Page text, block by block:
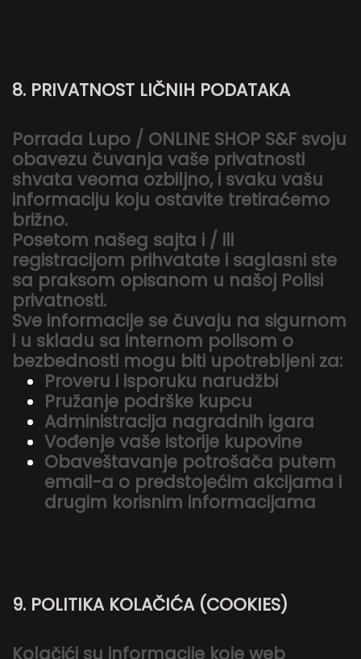
8. PRIVATNOST LIČNIH PODATAKA
Porrada Lupo / ONLINE SHOP S&F svoju
obavezu čuvanja vaše privatnosti
shvata veoma ozbiljno, i svaku vašu
informaciju koju ostavite tretiraćemo
brižno.
Posetom našeg sajta i / ili
registracijom prihvatate i saglasni ste
sa praksom opisanom u našoj Polisi
privatnosti.
Sve informacije se čuvaju na sigurnom
i u skladu sa internom polisom o
bezbednosti mogu biti upotrebljeni za:
Proveru i isporuku narudžbi
Pružanje podrške kupcu
Administracija nagradnih igara
Vođenje vaše istorije kupovine
Obaveštavanje potrošača putem
email-a o predstojećim akcijama i
drugim korisnim informacijama
9. POLITIKA KOLAČIĆA (COOKIES)
Kolačići su informacije koje web